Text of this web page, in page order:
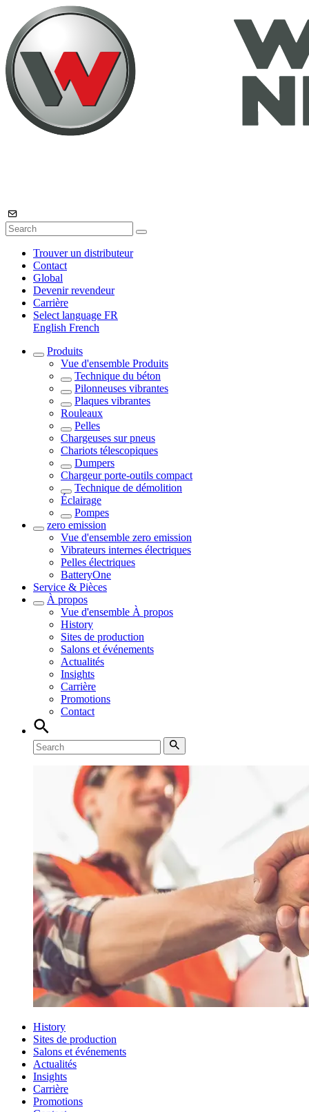
Trouver un distributeur
Contact
Global
Devenir revendeur
Carrière
Select language FR
English French
Produits
Vue d'ensemble Produits
Technique du béton
Pilonneuses vibrantes
Plaques vibrantes
Rouleaux
Pelles
Chargeuses sur pneus
Chariots télescopiques
Dumpers
Chargeur porte-outils compact
Technique de démolition
Éclairage
Pompes
zero emission
Vue d'ensemble zero emission
Vibrateurs internes électriques
Pelles électriques
BatteryOne
Service & Pièces
À propos
Vue d'ensemble À propos
History
Sites de production
Salons et événements
Actualités
Insights
Carrière
Promotions
Contact
History
Sites de production
Salons et événements
Actualités
Insights
Carrière
Promotions